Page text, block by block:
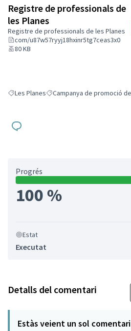
Registre de professionals de
les Planes
Registre de professionals de les Planes
com/u87w57ryyj18hxinr5tg7ceas3x0
80 KB
Resultats en filtrar per: Les Planes
Les PlanesResultats en filtrar per:
Campanya de promoció
Progrés
100 %
Estat
Executat
Detalls del comentari
Estàs veient un sol comentari